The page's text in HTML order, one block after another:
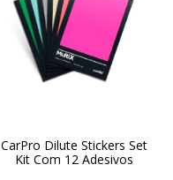
CarPro Dilute Stickers Set
Kit Com 12 Adesivos